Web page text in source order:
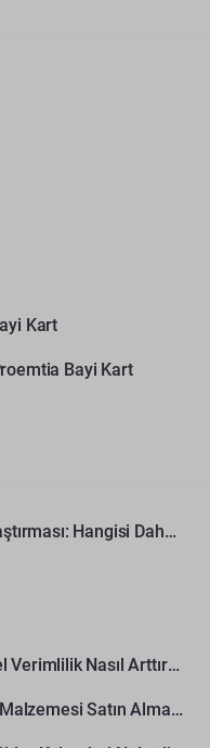
Kart
Bayi Kart
Gazbeton, Tuğla ve Bims Karşılaştırması: Hangisi Daha Avantajlı?
Maden Ocaklarında Operasyonel Verimlilik Nasıl Arttırılır?
Müteahhitler İçin Toptan İnşaat Malzemesi Satın Alma Rehberi